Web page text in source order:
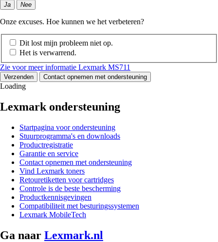
Ja Nee
Onze excuses. Hoe kunnen we het verbeteren?
Dit lost mijn probleem niet op.
Het is verwarrend.
Zie voor meer informatie Lexmark MS711
Verzenden Contact opnemen met ondersteuning
Loading
Lexmark ondersteuning
Startpagina voor ondersteuning
Stuurprogramma's en downloads
Productregistratie
Garantie en service
Contact opnemen met ondersteuning
Vind Lexmark toners
Retouretiketten voor cartridges
Controle is de beste bescherming
Productkennisgevingen
Compatibiliteit met besturingssystemen
Lexmark MobileTech
Ga naar Lexmark.nl